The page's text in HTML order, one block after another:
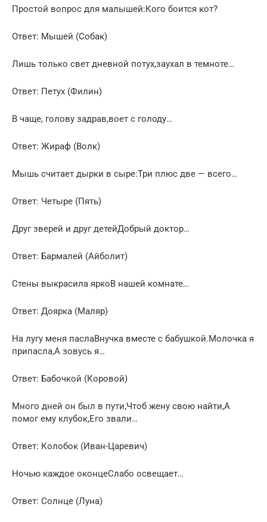
Простой вопрос для малышей:Кого боится кот?
Ответ: Мышей (Собак)
Лишь только свет дневной потух,заухал в темноте…
Ответ: Петух (Филин)
В чаще, голову задрав,воет с голоду…
Ответ: Жираф (Волк)
Мышь считает дырки в сыре:Три плюс две — всего…
Ответ: Четыре (Пять)
Друг зверей и друг детейДобрый доктор…
Ответ: Бармалей (Айболит)
Стены выкрасила яркоВ нашей комнате…
Ответ: Доярка (Маляр)
На лугу меня паслаВнучка вместе с бабушкой.Молочка я
припасла,А зовусь я…
Ответ: Бабочкой (Коровой)
Много дней он был в пути,Чтоб жену свою найти,А
помог ему клубок,Его звали…
Ответ: Колобок (Иван-Царевич)
Ночью каждое оконцеСлабо освещает…
Ответ: Солнце (Луна)